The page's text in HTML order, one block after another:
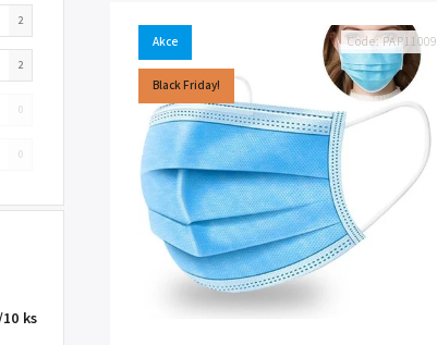
2
2
0
0
ks
Akce
Black Friday!
Code:PAP11009